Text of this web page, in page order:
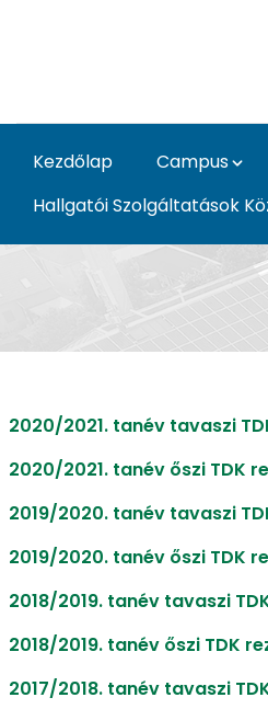
Kezdőlap Campus
Hallgatói Szolgáltatások
Rezümé
2020/2021. tanév tavaszi
2020/2021. tanév őszi TDK
2019/2020. tanév tavaszi
2019/2020. tanév őszi TDK
2018/2019. tanév tavaszi
2018/2019. tanév őszi TDK
2017/2018. tanév tavaszi